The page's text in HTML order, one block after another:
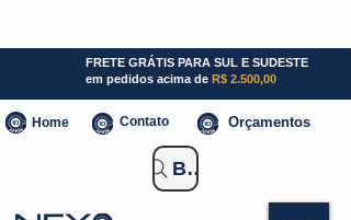
FRETE GRÁTIS PARA SUL E SUDESTE
em pedidos acima de R$ 2.500,00
Home Contato Orçamentos
Buscar Brindes